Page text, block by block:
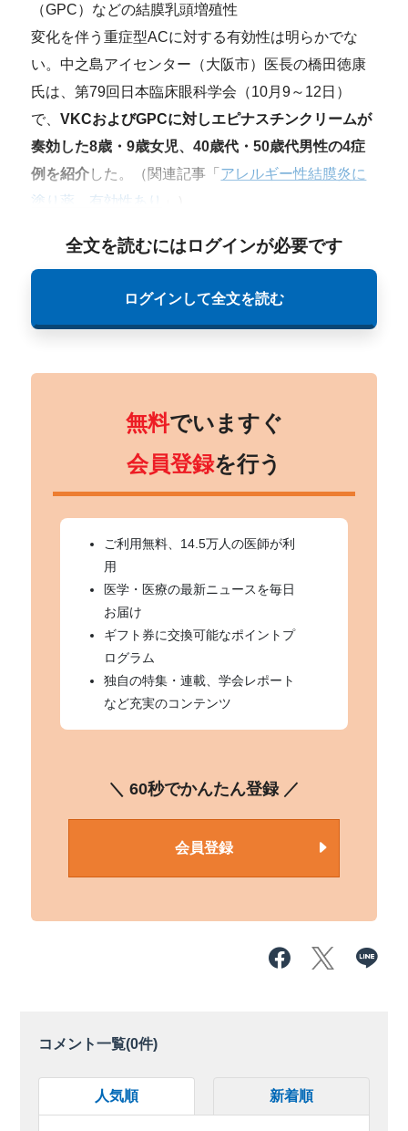
（GPC）などの結膜乳頭増殖性
変化を伴う重症型ACに対する有効性は明らかでな
い。中之島アイセンター（大阪市）医長の橋田徳康
氏は、第79回日本臨床眼科学会（10月9～12日）
で、VKCおよびGPCに対しエピナスチンクリームが
奏効した8歳・9歳女児、40歳代・50歳代男性の4症
例を紹介した。（関連記事「 アレルギー性結膜炎に
塗り薬、有効性あり
全文を読むにはログインが必要です
ログインして全文を読む
無料でいますぐ
会員登録を行う
ご利用無料、14.5万人の医師が利
用
医学・医療の最新ニュースを毎日
お届け
ギフト券に交換可能なポイントプ
ログラム
独自の特集・連載、学会レポート
など充実のコンテンツ
＼ 60秒でかんたん登録 ／
会員登録
コメント一覧(0件)
人気順 新着順